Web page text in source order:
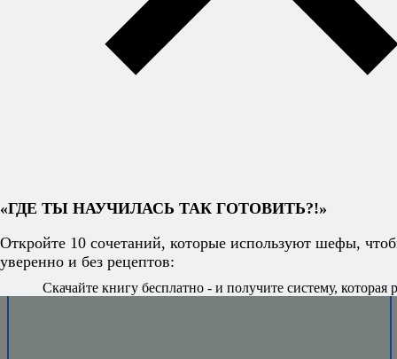
уверенно и
легко?
получится.
«ГДЕ ТЫ НАУЧИЛАСЬ ТАК ГОТОВИТЬ?!»
Откройте 10 сочетаний, которые используют шефы,
уверенно и без рецептов:
Скачайте книгу бесплатно - и получите систему, которая